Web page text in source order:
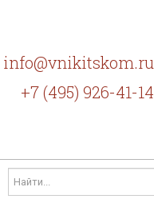
info@vnikitskom.ru
+7 (495) 926-41-14